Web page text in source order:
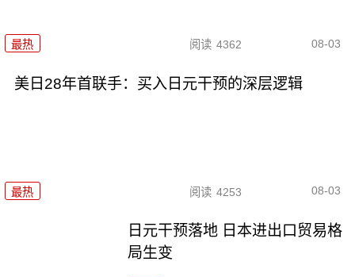
最热 阅读 4362 08-03
美日28年首联手：买入日元干预的深层逻辑
最热 阅读 4253 08-03
日元干预落地 日本进出口贸易格
局生变